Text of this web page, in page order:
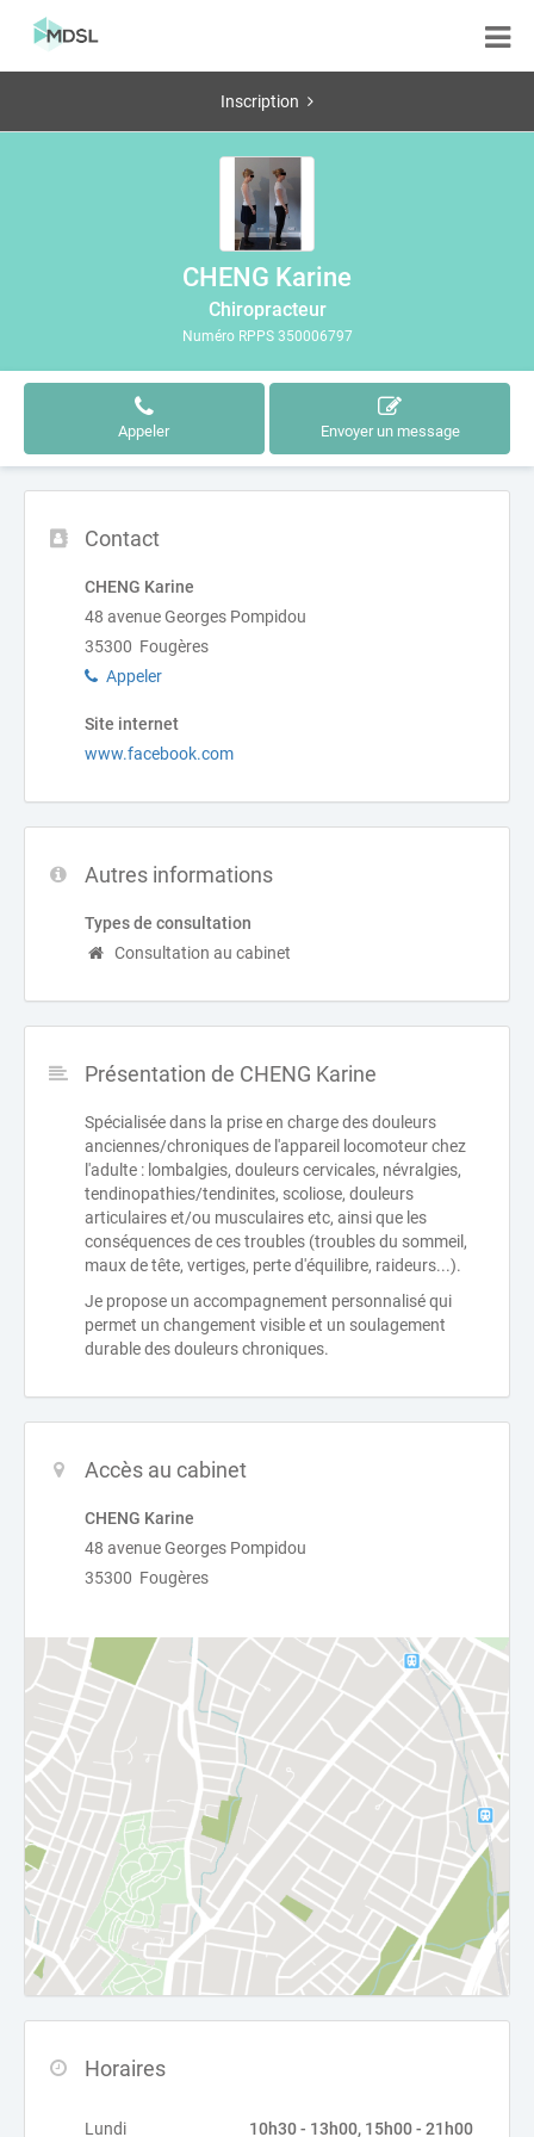
Inscription
CHENG Karine
Chiropracteur
Numéro RPPS 350006797
Appeler Envoyer un message
Contact
CHENG Karine
48 avenue Georges Pompidou
35300 Fougères
Appeler
Site internet
www.facebook.com
Autres informations
Types de consultation
Consultation au cabinet
Présentation de CHENG Karine
Spécialisée dans la prise en charge des douleurs
anciennes/chroniques de l'appareil locomoteur chez
l'adulte : lombalgies, douleurs cervicales, névralgies,
tendinopathies/tendinites, scoliose, douleurs
articulaires et/ou musculaires etc, ainsi que les
conséquences de ces troubles (troubles du sommeil,
maux de tête, vertiges, perte d'équilibre, raideurs...).
Je propose un accompagnement personnalisé qui
permet un changement visible et un soulagement
durable des douleurs chroniques.
Accès au cabinet
CHENG Karine
48 avenue Georges Pompidou
35300 Fougères
Horaires
Lundi 10h30 - 13h00, 15h00 - 21h00